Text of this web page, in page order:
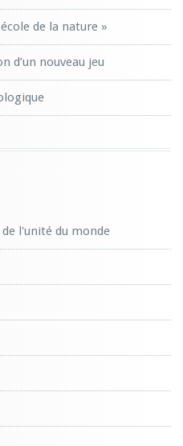
de la nature »
d’un nouveau jeu
de l'unité du monde